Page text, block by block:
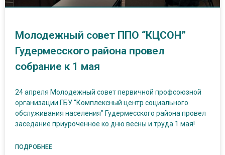
Молодежный совет ППО “КЦСОН”
Гудермесского района провел
собрание к 1 мая
24 апреля Молодежный совет первичной профсоюзной
организации ГБУ “Комплексный центр социального
обслуживания населения” Гудермесского района провел
заседание приуроченное ко дню весны и труда 1 мая!
ПОДРОБНЕЕ